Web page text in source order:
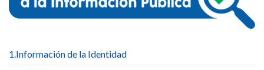
1.Información de la Identidad